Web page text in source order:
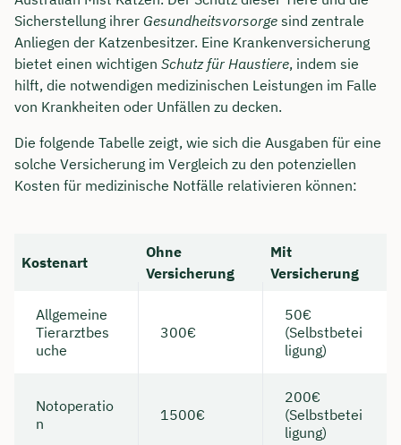
Sicherstellung ihrer Gesundheitsvorsorge sind zentrale
Anliegen der Katzenbesitzer. Eine Krankenversicherung
bietet einen wichtigen Schutz für Haustiere, indem sie
hilft, die notwendigen medizinischen Leistungen im Falle
von Krankheiten oder Unfällen zu decken.
Die folgende Tabelle zeigt, wie sich die Ausgaben für eine
solche Versicherung im Vergleich zu den potenziellen
Kosten für medizinische Notfälle relativieren können:
Kostenart
Ohne
Versicherung
Mit
Versicherung
Allgemeine
Tierarztbes
uche
300€
50€
(Selbstbetei
ligung)
Notoperatio
n
1500€
200€
(Selbstbetei
ligung)